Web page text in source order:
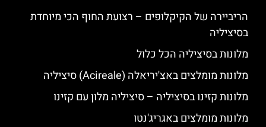
הריביירה של הקיקלופים – רצועת החוף הכי מיוחדת
בסיציליה
מלונות בסיציליה הכל כלול
מלונות מומלצים באצ'יריאלה (Acireale) סיציליה
מלונות קזינו בסיציליה – סיציליה מלון עם קזינו
מלונות מומלצים באגריג'נטו